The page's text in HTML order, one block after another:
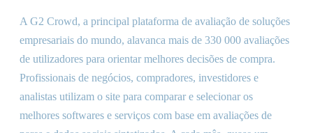
A G2 Crowd, a principal plataforma de avaliação de soluções
empresariais do mundo, alavanca mais de 330 000 avaliações
de utilizadores para orientar melhores decisões de compra.
Profissionais de negócios, compradores, investidores e
analistas utilizam o site para comparar e selecionar os
melhores softwares e serviços com base em avaliações de